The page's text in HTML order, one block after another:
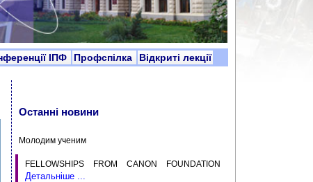
ІПФ Профспілка Відкриті лекції
Останні новини
Молодим ученим
FELLOWSHIPS FROM CANON FOUNDATION
Детальніше ...